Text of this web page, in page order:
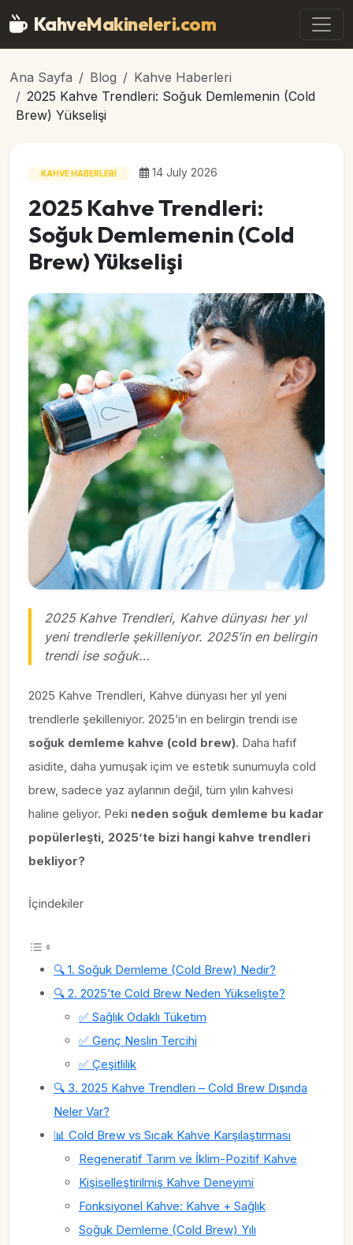
KahveMakineleri.com
Ana Sayfa Blog
Kahve Haberleri
2025 Kahve Trendleri: Soğuk Demlemenin (Cold
Brew) Yükselişi
KAHVE HABERLERI 14 July 2026
2025 Kahve Trendleri:
Soğuk Demlemenin (Cold
Brew) Yükselişi
2025 Kahve Trendleri, Kahve dünyası her yıl
yeni trendlerle şekilleniyor. 2025’in en belirgin
trendi ise soğuk…
2025 Kahve Trendleri, Kahve dünyası her yıl yeni
trendlerle şekilleniyor. 2025’in en belirgin trendi ise
soğuk demleme kahve (cold brew). Daha hafif
asidite, daha yumuşak içim ve estetik sunumuyla cold
brew, sadece yaz aylarının değil, tüm yılın kahvesi
haline geliyor. Peki neden soğuk demleme bu kadar
popülerleşti, 2025’te bizi hangi kahve trendleri
bekliyor?
İçindekiler
🔍 1. Soğuk Demleme (Cold Brew) Nedir?
🔍 2. 2025’te Cold Brew Neden Yükselişte?
✅ Sağlık Odaklı Tüketim
✅ Genç Neslin Tercihi
✅ Çeşitlilik
🔍 3. 2025 Kahve Trendleri – Cold Brew Dışında
Neler Var?
📊 Cold Brew vs Sıcak Kahve Karşılaştırması
Regeneratif Tarım ve İklim-Pozitif Kahve
Kişiselleştirilmiş Kahve Deneyimi
Fonksiyonel Kahve: Kahve + Sağlık
Soğuk Demleme (Cold Brew) Yılı